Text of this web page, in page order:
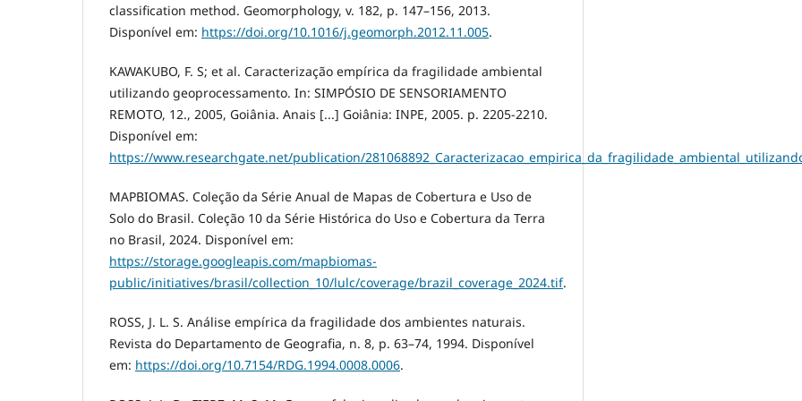
classification method. Geomorphology, v. 182, p. 147–156, 2013.
Disponível em: https://doi.org/10.1016/j.geomorph.2012.11.005.
KAWAKUBO, F. S; et al. Caracterização empírica da fragilidade ambiental
utilizando geoprocessamento. In: SIMPÓSIO DE SENSORIAMENTO
REMOTO, 12., 2005, Goiânia. Anais [...] Goiânia: INPE, 2005. p. 2205-2210.
Disponível em:
https://www.researchgate.net/publication/
MAPBIOMAS. Coleção da Série Anual de Mapas de Cobertura e Uso de
Solo do Brasil. Coleção 10 da Série Histórica do Uso e Cobertura da Terra
no Brasil, 2024. Disponível em:
https://storage.googleapis.com/mapbiomas-
public/initiatives/brasil/collection_10/lulc/coverage/brazil_coverage_2024.tif.
ROSS, J. L. S. Análise empírica da fragilidade dos ambientes naturais.
Revista do Departamento de Geografia, n. 8, p. 63–74, 1994. Disponível
em: https://doi.org/10.7154/RDG.1994.0008.0006.